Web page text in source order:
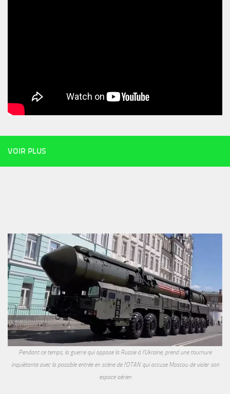
VOIR PLUS
Pendant ce temps, la guerre qui oppose la Russie à l'Ukraine, prend une tournure
inquiétante avec la possible entrée en scène de l'OTAN qui accuse Moscou de violer son
espace aérien